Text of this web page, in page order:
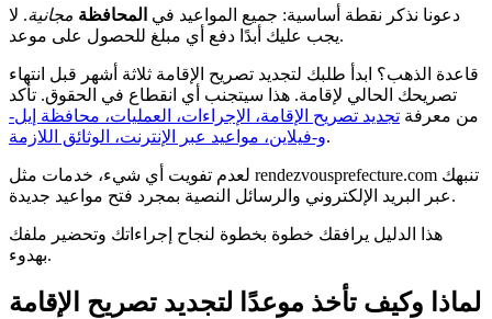
دعونا نذكر نقطة أساسية: جميع المواعيد في المحافظة مجانية. لا
يجب عليك أبدًا دفع أي مبلغ للحصول على موعد.
قاعدة الذهب؟ ابدأ طلبك لتجديد تصريح الإقامة ثلاثة أشهر قبل انتهاء
تصريحك الحالي لإقامة. هذا سيتجنب أي انقطاع في الحقوق. تأكد
من معرفة تجديد تصريح الإقامة، الإجراءات، العمليات، محافظة إيل-
و-فيلاين، مواعيد عبر الإنترنت، الوثائق اللازمة.
لعدم تفويت أي شيء، خدمات مثل rendezvousprefecture.com تنبهك
عبر البريد الإلكتروني والرسائل النصية بمجرد فتح مواعيد جديدة.
هذا الدليل يرافقك خطوة بخطوة لنجاح إجراءاتك وتحضير ملفك
بهدوء.
لماذا وكيف تأخذ موعدًا لتجديد تصريح الإقامة